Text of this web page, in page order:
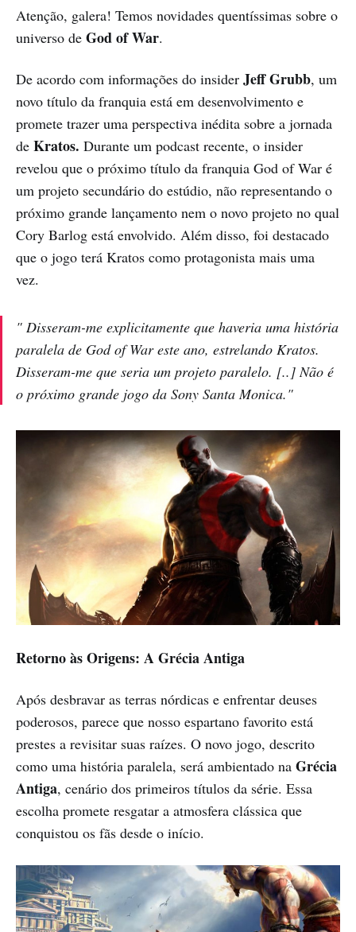
​Atenção, galera! Temos novidades quentíssimas sobre o
universo de God of War.
De acordo com informações do insider Jeff Grubb, um
novo título da franquia está em desenvolvimento e
promete trazer uma perspectiva inédita sobre a jornada
de Kratos. Durante um podcast recente, o insider
revelou que o próximo título da franquia God of War é
um projeto secundário do estúdio, não representando o
próximo grande lançamento nem o novo projeto no qual
Cory Barlog está envolvido. Além disso, foi destacado
que o jogo terá Kratos como protagonista mais uma
vez. ​
" Disseram-me explicitamente que haveria uma história
paralela de God of War este ano, estrelando Kratos.
Disseram-me que seria um projeto paralelo. [..] Não é
o próximo grande jogo da Sony Santa Monica."
Retorno às Origens: A Grécia Antiga
Após desbravar as terras nórdicas e enfrentar deuses
poderosos, parece que nosso espartano favorito está
prestes a revisitar suas raízes. O novo jogo, descrito
como uma história paralela, será ambientado na Grécia
Antiga, cenário dos primeiros títulos da série. Essa
escolha promete resgatar a atmosfera clássica que
conquistou os fãs desde o início.